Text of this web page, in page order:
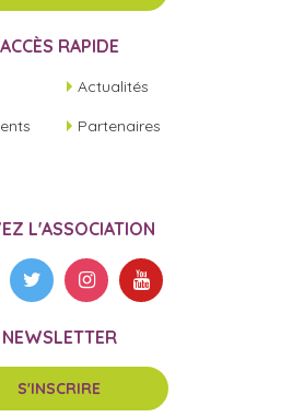
ACCÈS RAPIDE
Actualités
Partenaires
L'ASSOCIATION
NEWSLETTER
S'INSCRIRE